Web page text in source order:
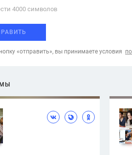
4000 cимволов
«отправить», вы принимаете условия